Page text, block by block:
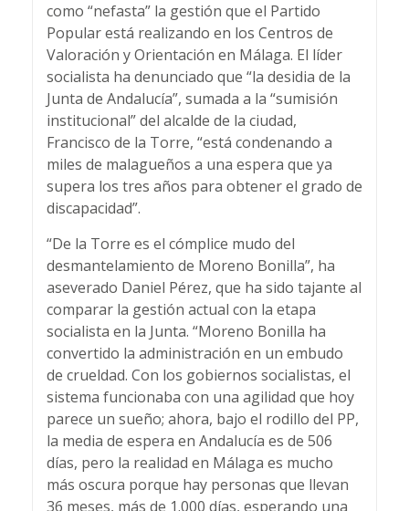
como “nefasta” la gestión que el Partido
Popular está realizando en los Centros de
Valoración y Orientación en Málaga. El líder
socialista ha denunciado que “la desidia de la
Junta de Andalucía”, sumada a la “sumisión
institucional” del alcalde de la ciudad,
Francisco de la Torre, “está condenando a
miles de malagueños a una espera que ya
supera los tres años para obtener el grado de
discapacidad”.
“De la Torre es el cómplice mudo del
desmantelamiento de Moreno Bonilla”, ha
aseverado Daniel Pérez, que ha sido tajante al
comparar la gestión actual con la etapa
socialista en la Junta. “Moreno Bonilla ha
convertido la administración en un embudo
de crueldad. Con los gobiernos socialistas, el
sistema funcionaba con una agilidad que hoy
parece un sueño; ahora, bajo el rodillo del PP,
la media de espera en Andalucía es de 506
días, pero la realidad en Málaga es mucho
más oscura porque hay personas que llevan
36 meses, más de 1.000 días, esperando una